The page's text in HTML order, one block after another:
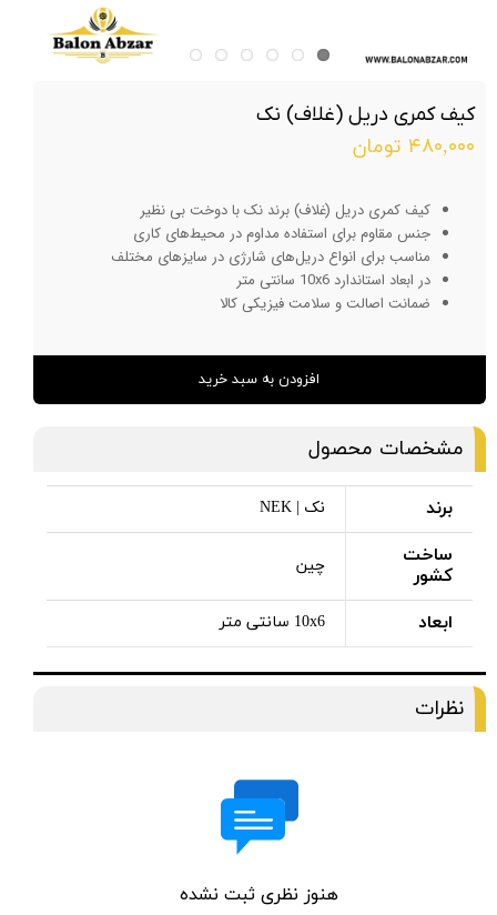
کیف کمری دریل (غلاف) نک
۴۸۰,۰۰۰ تومان
کیف کمری دریل (غلاف) برند نک با دوخت بی نظیر
جنس مقاوم برای استفاده مداوم در محیط‌های کاری
مناسب برای انواع دریل‌های شارژی در سایزهای مختلف
در ابعاد استاندارد 10x6 سانتی متر
ضمانت اصالت و سلامت فیزیکی کالا
افزودن به سبد خرید
مشخصات محصول
برند نک | NEK
ساخت
کشور
چین
ابعاد 10x6 سانتی متر
نظرات
هنوز نظری ثبت نشده